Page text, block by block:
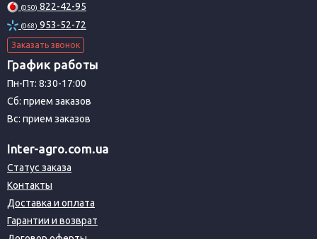
(050) 822-42-95
(068) 953-52-72
Заказать звонок
График работы
Пн-Пт: 8:30-17:00
Сб: прием заказов
Вс: прием заказов
Inter-agro.com.ua
Статус заказа
Контакты
Доставка и оплата
Гарантии и возврат